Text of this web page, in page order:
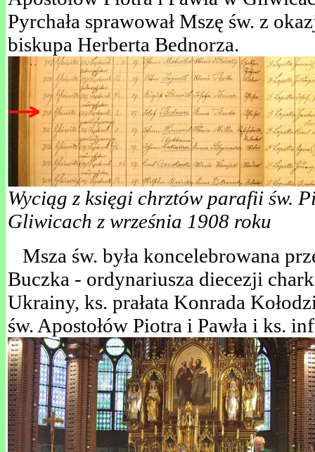
Pyrchała sprawował Mszę św. z
biskupa Herberta Bednorza.
Wyciąg z księgi chrztów parafii św.
Gliwicach z września 1908 roku
Msza św. była koncelebrowana
Buczka - ordynariusza diecezji
Ukrainy, ks. prałata Konrada
św. Apostołów Piotra i Pawła i ks.